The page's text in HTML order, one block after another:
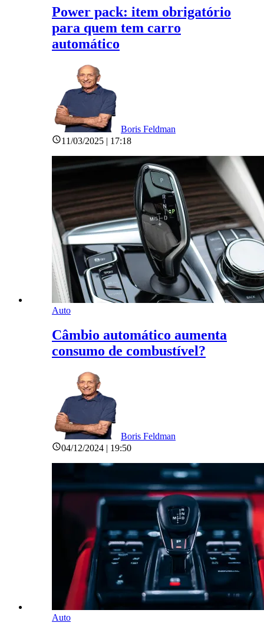
Power pack: item obrigatório
para quem tem carro
automático
Boris Feldman
11/03/2025 | 17:18
Auto
Câmbio automático aumenta
consumo de combustível?
Boris Feldman
04/12/2024 | 19:50
Auto